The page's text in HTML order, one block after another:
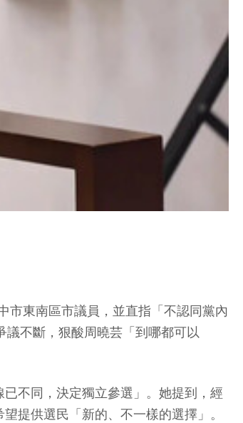
市東南區市議員，並直指「不認同黨內
不斷，狠酸周曉芸「到哪都可以
不同，決定獨立參選」。她提到，經
提供選民「新的、不一樣的選擇」。